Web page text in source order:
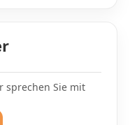
sprechen Sie mit